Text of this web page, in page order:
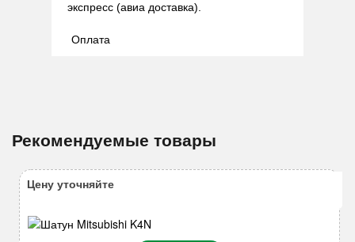
экспресс (авиа доставка).
Оплата
Рекомендуемые товары
Цену уточняйте